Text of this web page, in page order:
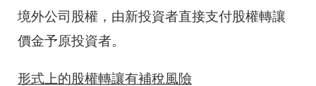
境外公司股權，由新投資者直接支付股權轉讓
價金予原投資者。
形式上的股權轉讓有補稅風險